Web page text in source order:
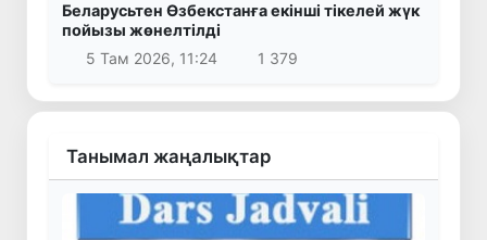
Беларусьтен Өзбекстанға екінші тікелей жүк
пойызы жөнелтілді
5 Там 2026, 11:24
1 379
Танымал жаңалықтар